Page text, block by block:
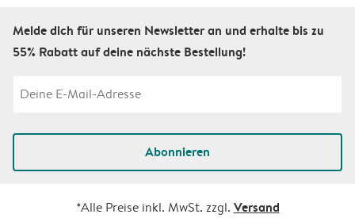
Melde dich für unseren Newsletter an und erhalte bis zu
55% Rabatt auf deine nächste Bestellung!
Abonnieren
*Alle Preise inkl. MwSt. zzgl. Versand